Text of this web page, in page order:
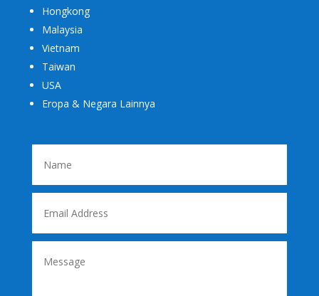
Hongkong
Malaysia
Vietnam
Taiwan
USA
Eropa & Negara Lainnya